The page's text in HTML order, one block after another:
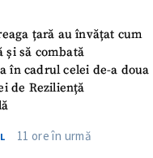
țară au învățat cum
și să combată
în cadrul celei de-a doua
de Reziliență
11 ore în urmă